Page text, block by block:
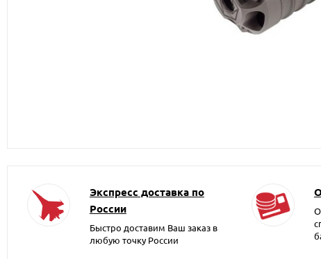
Экспресс доставка по
России
Быстро доставим Ваш заказ в
любую точку России